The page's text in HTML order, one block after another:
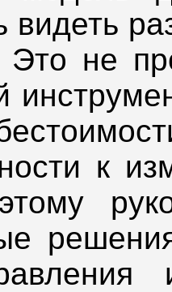
видеть
Это не
к